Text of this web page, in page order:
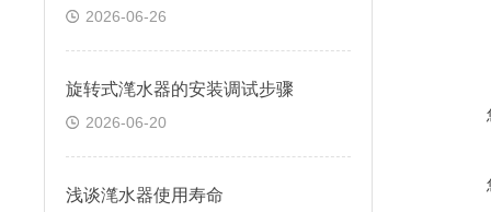
2026-06-26
旋转式滗水器的安装调试步骤
2026-06-20
浅谈滗水器使用寿命